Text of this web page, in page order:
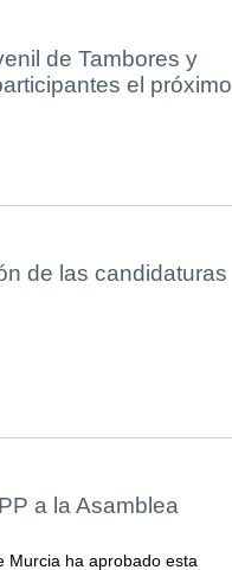
de Tambores y
el próximo
de las candidaturas
a la Asamblea
Murcia ha aprobado esta